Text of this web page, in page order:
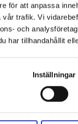
för att anpassa
trafik. Vi
och
har tillhandahållit
Inställningar
i södra Skåne.